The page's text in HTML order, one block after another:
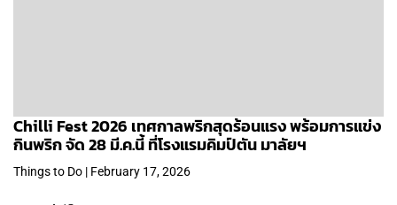
Chilli Fest 2026 เทศกาลพริกสุดร้อนแรง พร้อมการแข่ง
กินพริก จัด 28 มี.ค.นี้ ที่โรงแรมคิมป์ตัน มาลัยฯ
Things to Do | February 17, 2026